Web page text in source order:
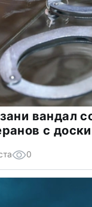
вандал
с
0